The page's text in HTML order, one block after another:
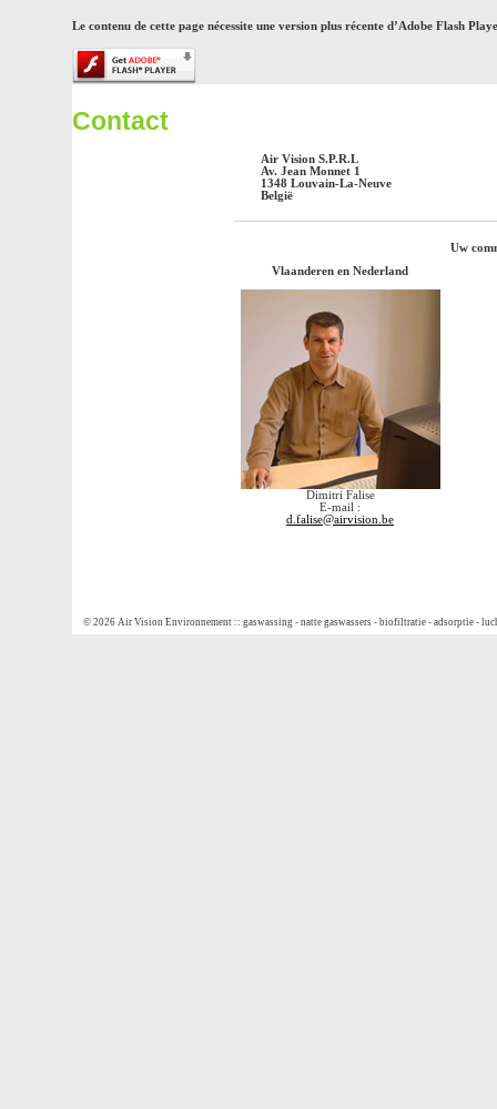
Le contenu de cette page nécessite une version plus récente d’Adobe Flash
Contact
Air Vision S.P.R.L
Av. Jean Monnet 1
1348 Louvain-La-Neuve
België
Uw
Vlaanderen en Nederland
Dimitri Falise
E-mail :
d.falise@airvision.be
© 2026 Air Vision Environnement :: gaswassing - natte gaswassers - biofiltratie - adsorptie -